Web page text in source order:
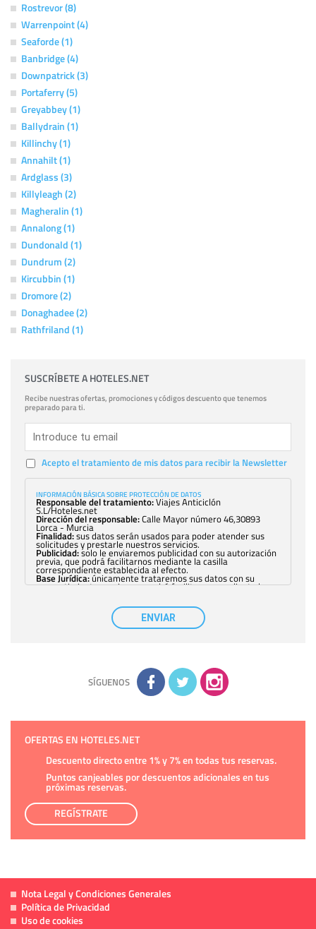
Rostrevor (8)
Warrenpoint (4)
Seaforde (1)
Banbridge (4)
Downpatrick (3)
Portaferry (5)
Greyabbey (1)
Ballydrain (1)
Killinchy (1)
Annahilt (1)
Ardglass (3)
Killyleagh (2)
Magheralin (1)
Annalong (1)
Dundonald (1)
Dundrum (2)
Kircubbin (1)
Dromore (2)
Donaghadee (2)
Rathfriland (1)
SUSCRÍBETE A HOTELES.NET
Recibe nuestras ofertas, promociones y códigos descuento que tenemos
preparado para ti.
Acepto el tratamiento de mis datos para recibir la Newsletter
INFORMACIÓN BÁSICA SOBRE PROTECCIÓN DE DATOS
Responsable del tratamiento:Viajes Anticiclón
S.L/Hoteles.net
Dirección del responsable:Calle Mayor número 46,30893
Lorca - Murcia
Finalidad:sus datos serán usados para poder atender sus
solicitudes y prestarle nuestros servicios.
Publicidad:solo le enviaremos publicidad con su autorización
previa, que podrá facilitarnos mediante la casilla
correspondiente establecida al efecto.
Base Jurídica:únicamente trataremos sus datos con su
consentimiento previo, que podrá facilitarnos mediante la
con carácter general, sólo el personal de
nuestra entidad que esté debidamente autorizado podrá
tener conocimiento de la información que le pedimos. No se
comunicarán datos a terceros.
adicional y detallada sobre cómo tratamos sus datos en la
política de privacidad
ENVIAR
SÍGUENOS
OFERTAS EN HOTELES.NET
Descuento directo entre 1% y 7% en todas tus reservas.
Puntos canjeables por descuentos adicionales en tus
próximas reservas.
REGÍSTRATE
Nota Legal y Condiciones Generales
Política de Privacidad
Uso de cookies